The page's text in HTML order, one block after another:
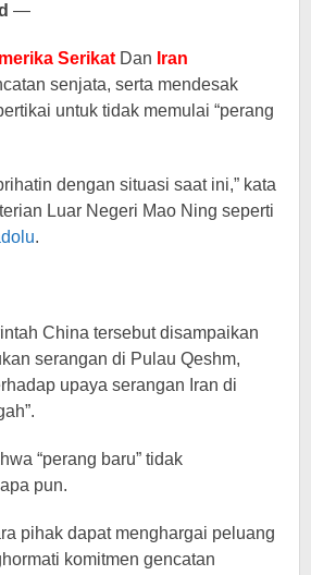
—
Serikat Dan Iran
senjata, serta mendesak
untuk tidak memulai “perang
dengan situasi saat ini,” kata
Luar Negeri Mao Ning seperti
.
China tersebut disampaikan
serangan di Pulau Qeshm,
upaya serangan Iran di
“perang baru” tidak
pun.
pihak dapat menghargai peluang
komitmen gencatan